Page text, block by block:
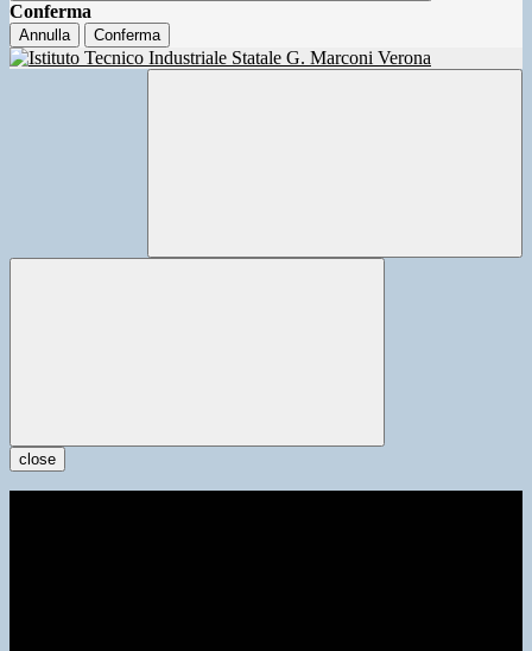
Conferma
Annulla Conferma
close